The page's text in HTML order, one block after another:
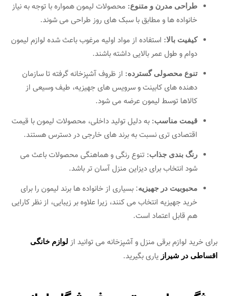
طراحی مدرن و متنوع: محصولات لیمون همواره با توجه به نیاز
خانواده‌ ها و مطابق با سبک‌ های روز طراحی می‌ شوند.
کیفیت بالا: استفاده از مواد اولیه مرغوب باعث شده لوازم لیمون
دوام و طول عمر بالایی داشته باشند.
تنوع محصولی گسترده: از ظروف آشپزخانه گرفته تا سازمان‌
دهنده‌ های کابینت و سرویس‌ های جهیزیه، طیف وسیعی از
کالاها توسط لیمون عرضه می‌ شود.
قیمت مناسب: به دلیل تولید داخلی، محصولات لیمون با قیمت
اقتصادی‌ تری نسبت به برند های خارجی در دسترس هستند.
رنگ‌ بندی جذاب: تنوع رنگی و هماهنگی محصولات باعث می‌
شود انتخاب برای دیزاین منزل آسان‌ تر باشد.
محبوبیت در جهیزیه: بسیاری از خانواده‌ ها برند لیمون را برای
خرید جهیزیه انتخاب می‌ کنند، زیرا علاوه بر زیبایی، از نظر کارایی
هم قابل اعتماد است.
برای خرید لوازم برقی منزل و آشپزخانه می توانید از لوازم خانگی
اقساطی در شیراز یاری بگیرید.